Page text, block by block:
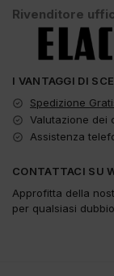
Rivenditore
I VANTAGGI DI
Spedizione
Valutazione dei
Assistenza
CONTATTACI SU
Approfitta della
per qualsiasi